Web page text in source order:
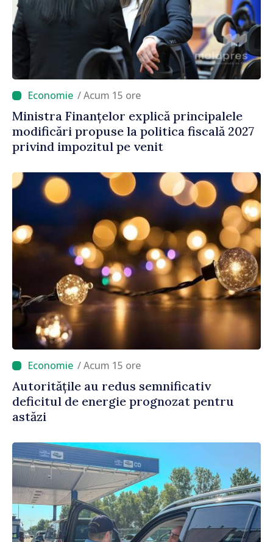
/ Acum 15 ore
Ministra Finanțelor explică principalele
modificări propuse la politica fiscală 2027
privind impozitul pe venit
/ Acum 15 ore
Autoritățile au redus semnificativ
deficitul de energie prognozat pentru
astăzi